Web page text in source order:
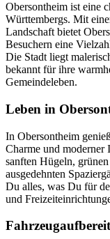
Obersontheim ist eine
Württembergs. Mit
Landschaft bietet
Besuchern eine
Die Stadt liegt
bekannt für ihre
Gemeindeleben.
Leben in
In Obersontheim
Charme und moderner
sanften Hügeln,
ausgedehnten
Du alles, was Du für
und